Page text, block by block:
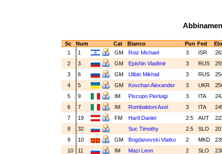
Sc Num Cat Bianco Pun Fed
Elo
1
1 GM Roiz Michael 3 ISR
2
3 GM Epishin Vladimir 3 RUS
3
6 GM Ulibin Mikhail 3 RUS
4
5 GM Kovchan Alexander 3 UKR
5
9 IM Piscopo Pierluigi 3 ITA
6
7 IM Rombaldoni Axel 3 ITA
7
19 FM Hartl Daniel 2.5 AUT
8
32 Suc Timothy 2.5 SLO
9
10 GM Bogdanovski Vlatko 2 MKD
10
11 IM Mazi Leon 2 SLO